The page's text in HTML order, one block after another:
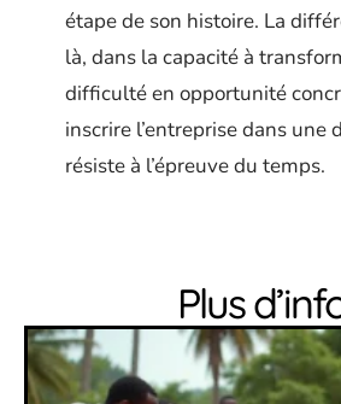
étape de son histoire. La
là, dans la capacité à
difficulté en opportunité
inscrire l’entreprise dans une
résiste à l’épreuve du temps.
Plus